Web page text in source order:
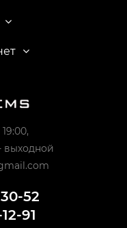
выходной
52
91